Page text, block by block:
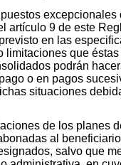
excepcionales
artículo 9 de este
en las
limitaciones que
podrán
o en pagos
situaciones
de los planes
al
salvo que